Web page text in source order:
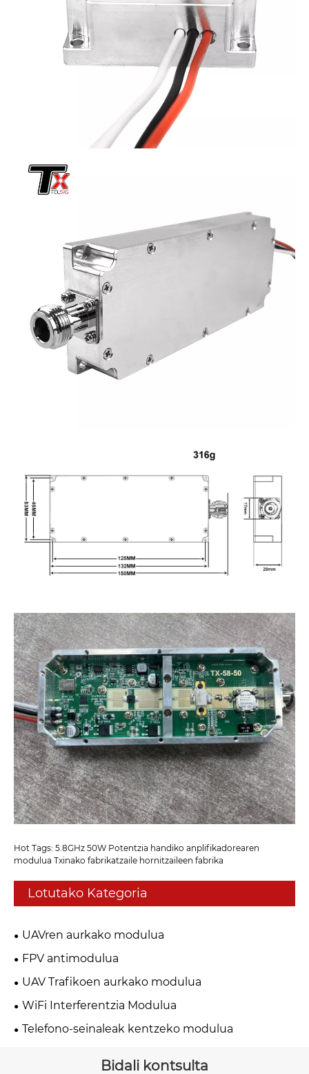
Hot Tags: 5.8GHz 50W Potentzia handiko anplifikadorearen
modulua Txinako fabrikatzaile hornitzaileen fabrika
Lotutako Kategoria
UAVren aurkako modulua
FPV antimodulua
UAV Trafikoen aurkako modulua
WiFi Interferentzia Modulua
Telefono-seinaleak kentzeko modulua
Bidali kontsulta